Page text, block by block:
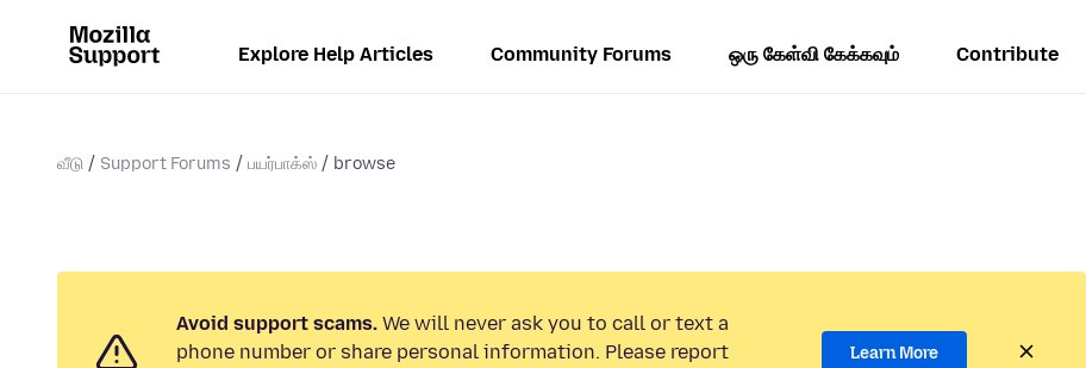
Explore Help Articles Community Forums ஒரு கேள்வி கேக்கவும் Contribute
வீடு Support Forums பயர்பாக்ஸ் browse
Avoid support scams. We will never ask you to call or text a
phone number or share personal information. Please report
Learn More